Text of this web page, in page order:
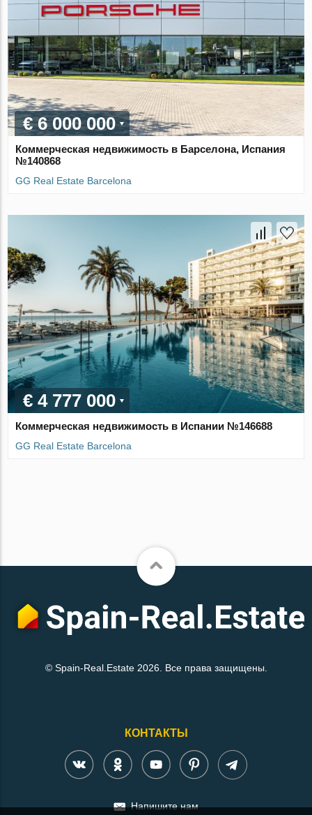
€ 6 000 000
Коммерческая недвижимость в Барселона, Испания
№140868
GG Real Estate Barcelona
€ 4 777 000
Коммерческая недвижимость в Испании №146688
GG Real Estate Barcelona
© Spain-Real.Estate 2026. Все права защищены.
КОНТАКТЫ
Напишите нам